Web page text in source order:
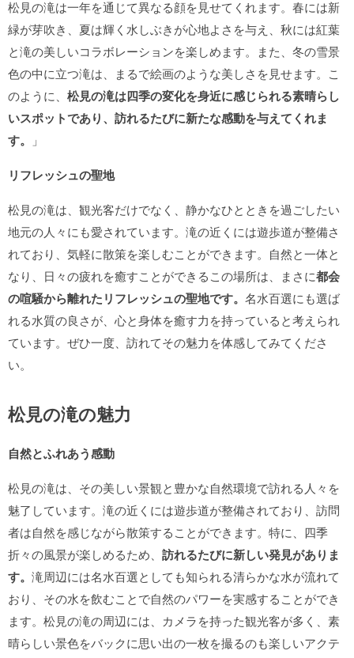
松見の滝は一年を通じて異なる顔を見せてくれます。春には新
緑が芽吹き、夏は輝く水しぶきが心地よさを与え、秋には紅葉
と滝の美しいコラボレーションを楽しめます。また、冬の雪景
色の中に立つ滝は、まるで絵画のような美しさを見せます。こ
のように、 松見の滝は四季の変化を身近に感じられる素晴らし
いスポットであり、訪れるたびに新たな感動を与えてくれま
す。
」
リフレッシュの聖地
松見の滝は、観光客だけでなく、静かなひとときを過ごしたい
地元の人々にも愛されています。滝の近くには遊歩道が整備さ
れており、気軽に散策を楽しむことができます。自然と一体と
なり、日々の疲れを癒すことができるこの場所は、まさに都会
の喧騒から離れたリフレッシュの聖地です。 名水百選にも選ば
れる水質の良さが、心と身体を癒す力を持っていると考えられ
ています。ぜひ一度、訪れてその魅力を体感してみてくださ
い。
松見の滝の魅力
自然とふれあう感動
松見の滝は、その美しい景観と豊かな自然環境で訪れる人々を
魅了しています。滝の近くには遊歩道が整備されており、訪問
者は自然を感じながら散策することができます。特に、四季
折々の風景が楽しめるため、 訪れるたびに新しい発見がありま
す。 滝周辺には名水百選としても知られる清らかな水が流れて
おり、その水を飲むことで自然のパワーを実感することができ
ます。松見の滝の周辺には、カメラを持った観光客が多く、素
晴らしい景色をバックに思い出の一枚を撮るのも楽しいアクテ